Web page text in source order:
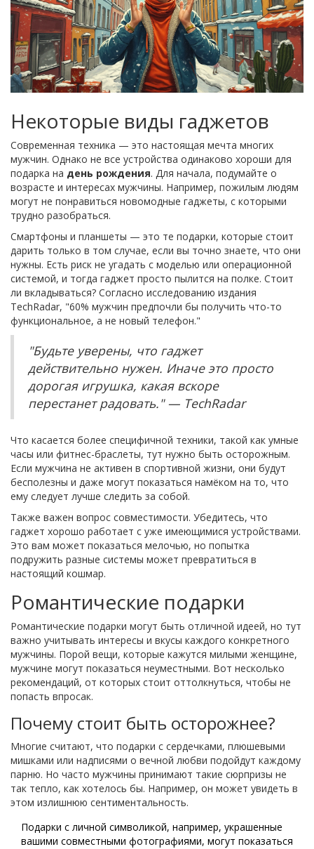
Некоторые виды гаджетов
Современная техника — это настоящая мечта многих
мужчин. Однако не все устройства одинаково хороши для
подарка на день рождения. Для начала, подумайте о
возрасте и интересах мужчины. Например, пожилым людям
могут не понравиться новомодные гаджеты, с которыми
трудно разобраться.
Смартфоны и планшеты — это те подарки, которые стоит
дарить только в том случае, если вы точно знаете, что они
нужны. Есть риск не угадать с моделью или операционной
системой, и тогда гаджет просто пылится на полке. Стоит
ли вкладываться? Согласно исследованию издания
TechRadar, "60% мужчин предпочли бы получить что-то
функциональное, а не новый телефон."
"Будьте уверены, что гаджет
действительно нужен. Иначе это просто
дорогая игрушка, какая вскоре
перестанет радовать." — TechRadar
Что касается более специфичной техники, такой как умные
часы или фитнес-браслеты, тут нужно быть осторожным.
Если мужчина не активен в спортивной жизни, они будут
бесполезны и даже могут показаться намёком на то, что
ему следует лучше следить за собой.
Также важен вопрос совместимости. Убедитесь, что
гаджет хорошо работает с уже имеющимися устройствами.
Это вам может показаться мелочью, но попытка
подружить разные системы может превратиться в
настоящий кошмар.
Романтические подарки
Романтические подарки могут быть отличной идеей, но тут
важно учитывать интересы и вкусы каждого конкретного
мужчины. Порой вещи, которые кажутся милыми женщине,
мужчине могут показаться неуместными. Вот несколько
рекомендаций, от которых стоит оттолкнуться, чтобы не
попасть впросак.
Почему стоит быть осторожнее?
Многие считают, что подарки с сердечками, плюшевыми
мишками или надписями о вечной любви подойдут каждому
парню. Но часто мужчины принимают такие сюрпризы не
так тепло, как хотелось бы. Например, он может увидеть в
этом излишнюю сентиментальность.
Подарки с личной символикой, например, украшенные
вашими совместными фотографиями, могут показаться